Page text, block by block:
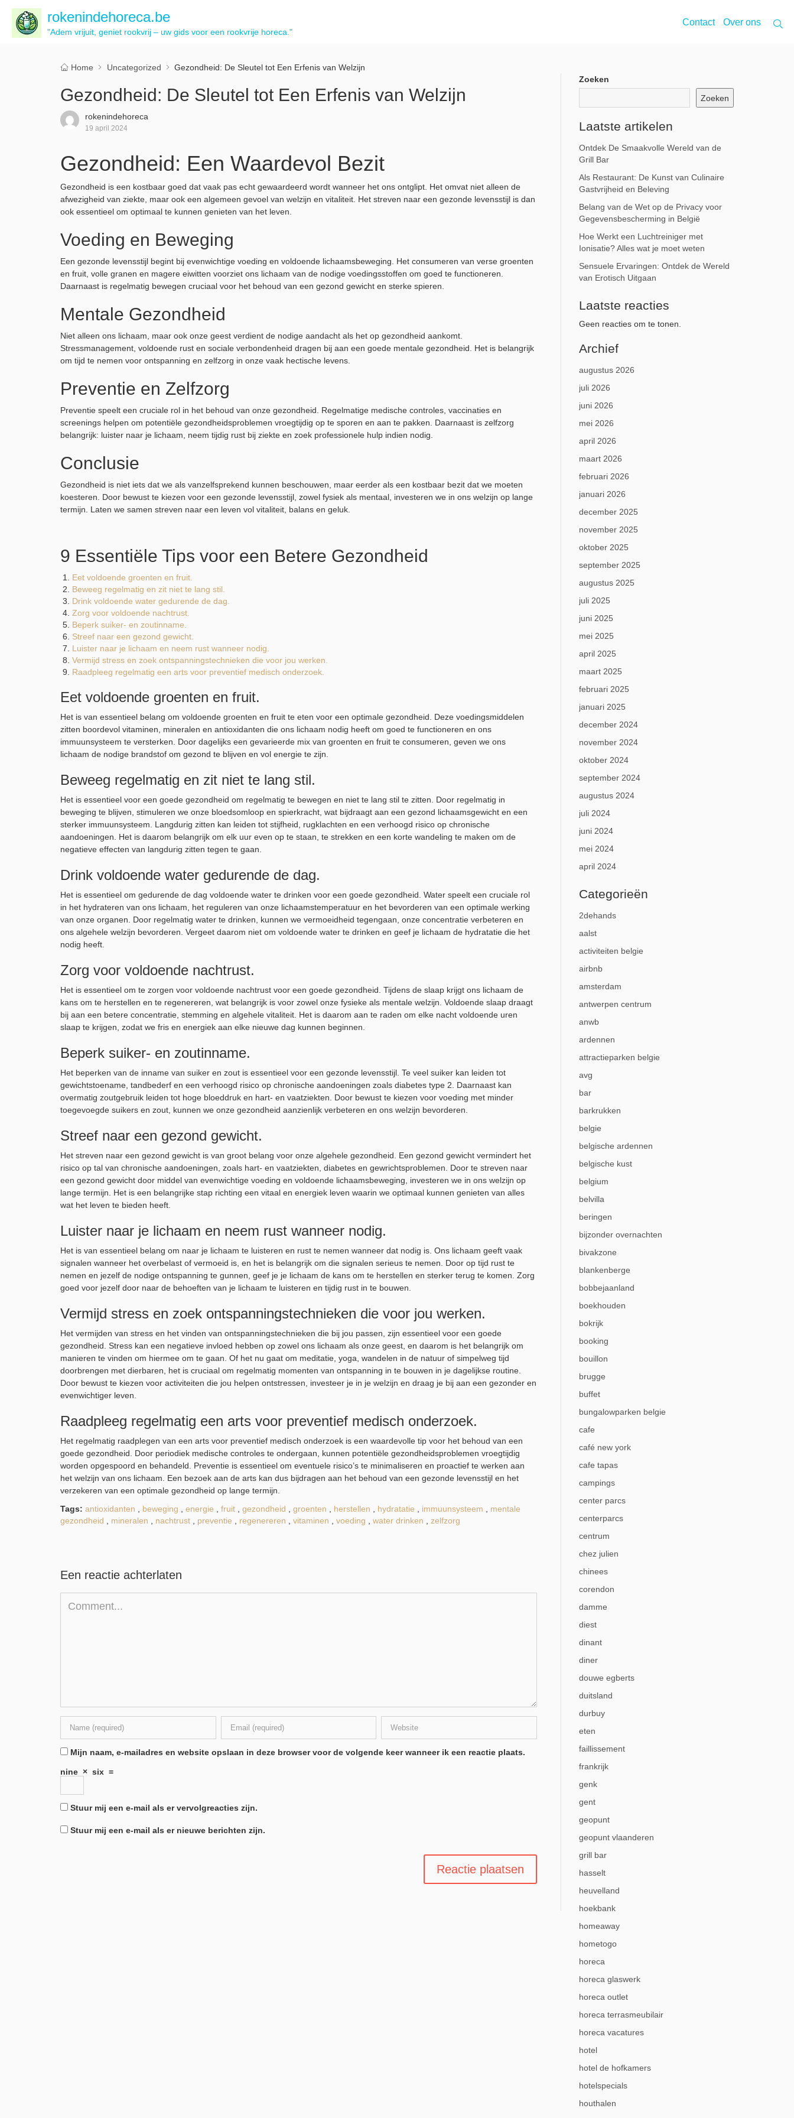
rokenindehoreca.be
"Adem vrijuit, geniet rookvrij – uw gids voor een rookvrije horeca."
Over ons
Contact
Home Uncategorized Gezondheid: De Sleutel tot Een Erfenis van Welzijn
Gezondheid: De Sleutel tot Een Erfenis van Welzijn
rokenindehoreca
19 april 2024
Gezondheid: Een Waardevol Bezit
Gezondheid is een kostbaar goed dat vaak pas echt gewaardeerd wordt wanneer het ons ontglipt. Het omvat niet alleen de
afwezigheid van ziekte, maar ook een algemeen gevoel van welzijn en vitaliteit. Het streven naar een gezonde levensstijl is dan
ook essentieel om optimaal te kunnen genieten van het leven.
Voeding en Beweging
Een gezonde levensstijl begint bij evenwichtige voeding en voldoende lichaamsbeweging. Het consumeren van verse groenten
en fruit, volle granen en magere eiwitten voorziet ons lichaam van de nodige voedingsstoffen om goed te functioneren.
Daarnaast is regelmatig bewegen cruciaal voor het behoud van een gezond gewicht en sterke spieren.
Mentale Gezondheid
Niet alleen ons lichaam, maar ook onze geest verdient de nodige aandacht als het op gezondheid aankomt.
Stressmanagement, voldoende rust en sociale verbondenheid dragen bij aan een goede mentale gezondheid. Het is belangrijk
om tijd te nemen voor ontspanning en zelfzorg in onze vaak hectische levens.
Preventie en Zelfzorg
Preventie speelt een cruciale rol in het behoud van onze gezondheid. Regelmatige medische controles, vaccinaties en
screenings helpen om potentiële gezondheidsproblemen vroegtijdig op te sporen en aan te pakken. Daarnaast is zelfzorg
belangrijk: luister naar je lichaam, neem tijdig rust bij ziekte en zoek professionele hulp indien nodig.
Conclusie
Gezondheid is niet iets dat we als vanzelfsprekend kunnen beschouwen, maar eerder als een kostbaar bezit dat we moeten
koesteren. Door bewust te kiezen voor een gezonde levensstijl, zowel fysiek als mentaal, investeren we in ons welzijn op lange
termijn. Laten we samen streven naar een leven vol vitaliteit, balans en geluk.
9 Essentiële Tips voor een Betere Gezondheid
Eet voldoende groenten en fruit.
Beweeg regelmatig en zit niet te lang stil.
Drink voldoende water gedurende de dag.
Zorg voor voldoende nachtrust.
Beperk suiker- en zoutinname.
Streef naar een gezond gewicht.
Luister naar je lichaam en neem rust wanneer nodig.
Vermijd stress en zoek ontspanningstechnieken die voor jou werken.
Raadpleeg regelmatig een arts voor preventief medisch onderzoek.
Eet voldoende groenten en fruit.
Het is van essentieel belang om voldoende groenten en fruit te eten voor een optimale gezondheid. Deze voedingsmiddelen
zitten boordevol vitaminen, mineralen en antioxidanten die ons lichaam nodig heeft om goed te functioneren en ons
immuunsysteem te versterken. Door dagelijks een gevarieerde mix van groenten en fruit te consumeren, geven we ons
lichaam de nodige brandstof om gezond te blijven en vol energie te zijn.
Beweeg regelmatig en zit niet te lang stil.
Het is essentieel voor een goede gezondheid om regelmatig te bewegen en niet te lang stil te zitten. Door regelmatig in
beweging te blijven, stimuleren we onze bloedsomloop en spierkracht, wat bijdraagt aan een gezond lichaamsgewicht en een
sterker immuunsysteem. Langdurig zitten kan leiden tot stijfheid, rugklachten en een verhoogd risico op chronische
aandoeningen. Het is daarom belangrijk om elk uur even op te staan, te strekken en een korte wandeling te maken om de
negatieve effecten van langdurig zitten tegen te gaan.
Drink voldoende water gedurende de dag.
Het is essentieel om gedurende de dag voldoende water te drinken voor een goede gezondheid. Water speelt een cruciale rol
in het hydrateren van ons lichaam, het reguleren van onze lichaamstemperatuur en het bevorderen van een optimale werking
van onze organen. Door regelmatig water te drinken, kunnen we vermoeidheid tegengaan, onze concentratie verbeteren en
ons algehele welzijn bevorderen. Vergeet daarom niet om voldoende water te drinken en geef je lichaam de hydratatie die het
nodig heeft.
Zorg voor voldoende nachtrust.
Het is essentieel om te zorgen voor voldoende nachtrust voor een goede gezondheid. Tijdens de slaap krijgt ons lichaam de
kans om te herstellen en te regenereren, wat belangrijk is voor zowel onze fysieke als mentale welzijn. Voldoende slaap draagt
bij aan een betere concentratie, stemming en algehele vitaliteit. Het is daarom aan te raden om elke nacht voldoende uren
slaap te krijgen, zodat we fris en energiek aan elke nieuwe dag kunnen beginnen.
Beperk suiker- en zoutinname.
Het beperken van de inname van suiker en zout is essentieel voor een gezonde levensstijl. Te veel suiker kan leiden tot
gewichtstoename, tandbederf en een verhoogd risico op chronische aandoeningen zoals diabetes type 2. Daarnaast kan
overmatig zoutgebruik leiden tot hoge bloeddruk en hart- en vaatziekten. Door bewust te kiezen voor voeding met minder
toegevoegde suikers en zout, kunnen we onze gezondheid aanzienlijk verbeteren en ons welzijn bevorderen.
Streef naar een gezond gewicht.
Het streven naar een gezond gewicht is van groot belang voor onze algehele gezondheid. Een gezond gewicht vermindert het
risico op tal van chronische aandoeningen, zoals hart- en vaatziekten, diabetes en gewrichtsproblemen. Door te streven naar
een gezond gewicht door middel van evenwichtige voeding en voldoende lichaamsbeweging, investeren we in ons welzijn op
lange termijn. Het is een belangrijke stap richting een vitaal en energiek leven waarin we optimaal kunnen genieten van alles
wat het leven te bieden heeft.
Luister naar je lichaam en neem rust wanneer nodig.
Het is van essentieel belang om naar je lichaam te luisteren en rust te nemen wanneer dat nodig is. Ons lichaam geeft vaak
signalen wanneer het overbelast of vermoeid is, en het is belangrijk om die signalen serieus te nemen. Door op tijd rust te
nemen en jezelf de nodige ontspanning te gunnen, geef je je lichaam de kans om te herstellen en sterker terug te komen. Zorg
goed voor jezelf door naar de behoeften van je lichaam te luisteren en tijdig rust in te bouwen.
Vermijd stress en zoek ontspanningstechnieken die voor jou werken.
Het vermijden van stress en het vinden van ontspanningstechnieken die bij jou passen, zijn essentieel voor een goede
gezondheid. Stress kan een negatieve invloed hebben op zowel ons lichaam als onze geest, en daarom is het belangrijk om
manieren te vinden om hiermee om te gaan. Of het nu gaat om meditatie, yoga, wandelen in de natuur of simpelweg tijd
doorbrengen met dierbaren, het is cruciaal om regelmatig momenten van ontspanning in te bouwen in je dagelijkse routine.
Door bewust te kiezen voor activiteiten die jou helpen ontstressen, investeer je in je welzijn en draag je bij aan een gezonder en
evenwichtiger leven.
Raadpleeg regelmatig een arts voor preventief medisch onderzoek.
Het regelmatig raadplegen van een arts voor preventief medisch onderzoek is een waardevolle tip voor het behoud van een
goede gezondheid. Door periodiek medische controles te ondergaan, kunnen potentiële gezondheidsproblemen vroegtijdig
worden opgespoord en behandeld. Preventie is essentieel om eventuele risico’s te minimaliseren en proactief te werken aan
het welzijn van ons lichaam. Een bezoek aan de arts kan dus bijdragen aan het behoud van een gezonde levensstijl en het
verzekeren van een optimale gezondheid op lange termijn.
Tags: antioxidanten beweging energie fruit gezondheid groenten herstellen hydratatie immuunsysteem
mentale
gezondheid
mineralen nachtrust preventie regenereren vitaminen voeding water drinken zelfzorg
Een reactie achterlaten
Mijn naam, e-mailadres en website opslaan in deze browser voor de volgende keer wanneer ik een reactie plaats.
nine × six =
Stuur mij een e-mail als er vervolgreacties zijn.
Stuur mij een e-mail als er nieuwe berichten zijn.
Zoeken
Zoeken
Laatste artikelen
Ontdek De Smaakvolle Wereld van de
Grill Bar
Als Restaurant: De Kunst van Culinaire
Gastvrijheid en Beleving
Belang van de Wet op de Privacy voor
Gegevensbescherming in België
Hoe Werkt een Luchtreiniger met
Ionisatie? Alles wat je moet weten
Sensuele Ervaringen: Ontdek de Wereld
van Erotisch Uitgaan
Laatste reacties
Geen reacties om te tonen.
Archief
augustus 2026
juli 2026
juni 2026
mei 2026
april 2026
maart 2026
februari 2026
januari 2026
december 2025
november 2025
oktober 2025
september 2025
augustus 2025
juli 2025
juni 2025
mei 2025
april 2025
maart 2025
februari 2025
januari 2025
december 2024
november 2024
oktober 2024
september 2024
augustus 2024
juli 2024
juni 2024
mei 2024
april 2024
Categorieën
2dehands
aalst
activiteiten belgie
airbnb
amsterdam
antwerpen centrum
anwb
ardennen
attractieparken belgie
avg
bar
barkrukken
belgie
belgische ardennen
belgische kust
belgium
belvilla
beringen
bijzonder overnachten
bivakzone
blankenberge
bobbejaanland
boekhouden
bokrijk
booking
bouillon
brugge
buffet
bungalowparken belgie
cafe
café new york
cafe tapas
campings
center parcs
centerparcs
centrum
chez julien
chinees
corendon
damme
diest
dinant
diner
douwe egberts
duitsland
durbuy
eten
faillissement
frankrijk
genk
gent
geopunt
geopunt vlaanderen
grill bar
hasselt
heuvelland
hoekbank
homeaway
hometogo
horeca
horeca glaswerk
horeca outlet
horeca terrasmeubilair
horeca vacatures
hotel
hotel de hofkamers
hotelspecials
houthalen